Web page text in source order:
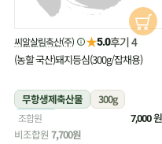
씨알살림축산(주) ★5.0후기 4
(농할 국산)돼지등심(300g/잡채용)
무항생제축산물
300g
냉장
조합원 7,000원
비조합원 7,700원